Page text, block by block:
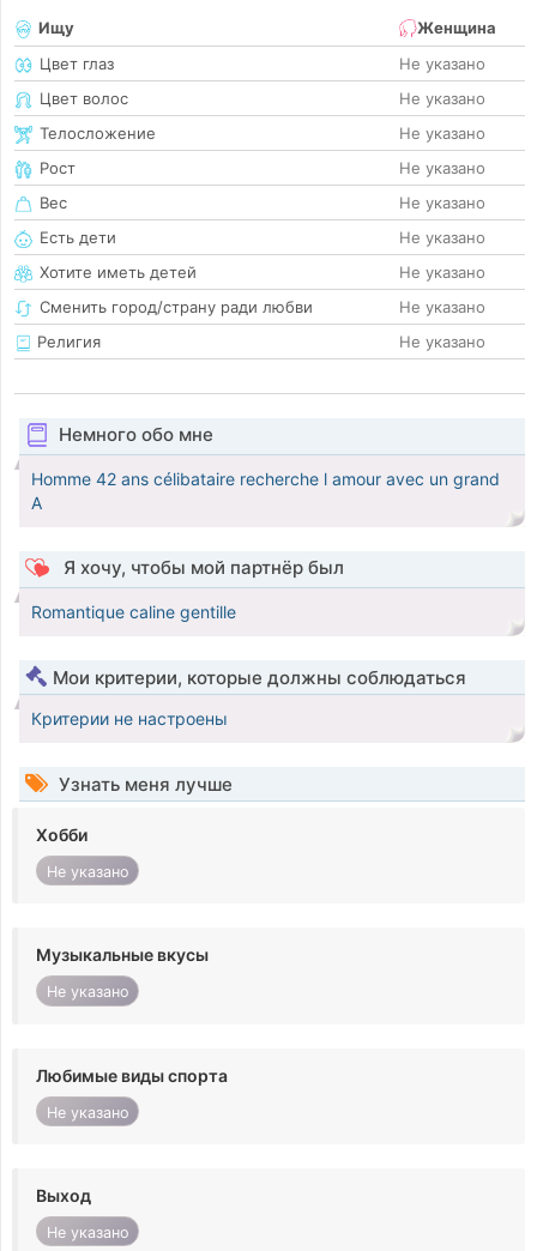
Ищу
Женщина
Цвет глаз
Не указано
Цвет волос
Не указано
Телосложение
Не указано
Рост
Не указано
Вес
Не указано
Есть дети
Не указано
Хотите иметь детей
Не указано
Сменить город/страну ради любви
Не указано
Религия
Не указано
Немного обо мне
Homme 42 ans célibataire recherche l amour avec un grand
A
Я хочу, чтобы мой партнёр был
Romantique caline gentille
Мои критерии, которые должны соблюдаться
Критерии не настроены
Узнать меня лучше
Хобби
Не указано
Музыкальные вкусы
Не указано
Любимые виды спорта
Не указано
Выход
Не указано